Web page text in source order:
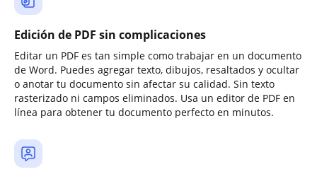
Edición de PDF sin complicaciones
Editar un PDF es tan simple como trabajar en un documento
de Word. Puedes agregar texto, dibujos, resaltados y ocultar
o anotar tu documento sin afectar su calidad. Sin texto
rasterizado ni campos eliminados. Usa un editor de PDF en
línea para obtener tu documento perfecto en minutos.